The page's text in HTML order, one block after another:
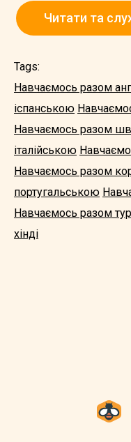
Читати та
Tags:
Навчаємось разом
іспанською
Навчаємось разом
італійською
Навчаємось разом
португальською
Навчаємось разом
хінді